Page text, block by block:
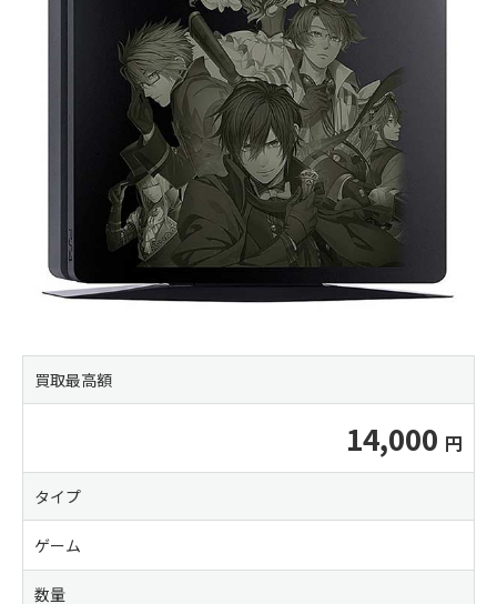
買取最高額
14,000
タイプ
ゲーム
数量